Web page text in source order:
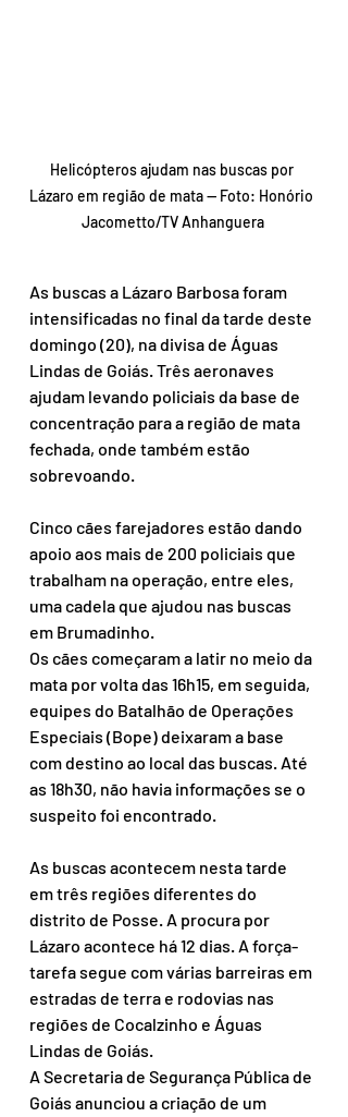
Helicópteros ajudam nas buscas por
Lázaro em região de mata — Foto: Honório
Jacometto/TV Anhanguera
As buscas a Lázaro Barbosa foram
intensificadas no final da tarde deste
domingo (20), na divisa de Águas
Lindas de Goiás. Três aeronaves
ajudam levando policiais da base de
concentração para a região de mata
fechada, onde também estão
sobrevoando.
Cinco cães farejadores estão dando
apoio aos mais de 200 policiais que
trabalham na operação, entre eles,
uma cadela que ajudou nas buscas
em Brumadinho.
Os cães começaram a latir no meio da
mata por volta das 16h15, em seguida,
equipes do Batalhão de Operações
Especiais (Bope) deixaram a base
com destino ao local das buscas. Até
as 18h30, não havia informações se o
suspeito foi encontrado.
As buscas acontecem nesta tarde
em três regiões diferentes do
distrito de Posse. A procura por
Lázaro acontece há 12 dias. A força-
tarefa segue com várias barreiras em
estradas de terra e rodovias nas
regiões de Cocalzinho e Águas
Lindas de Goiás.
A Secretaria de Segurança Pública de
Goiás anunciou a criação de um